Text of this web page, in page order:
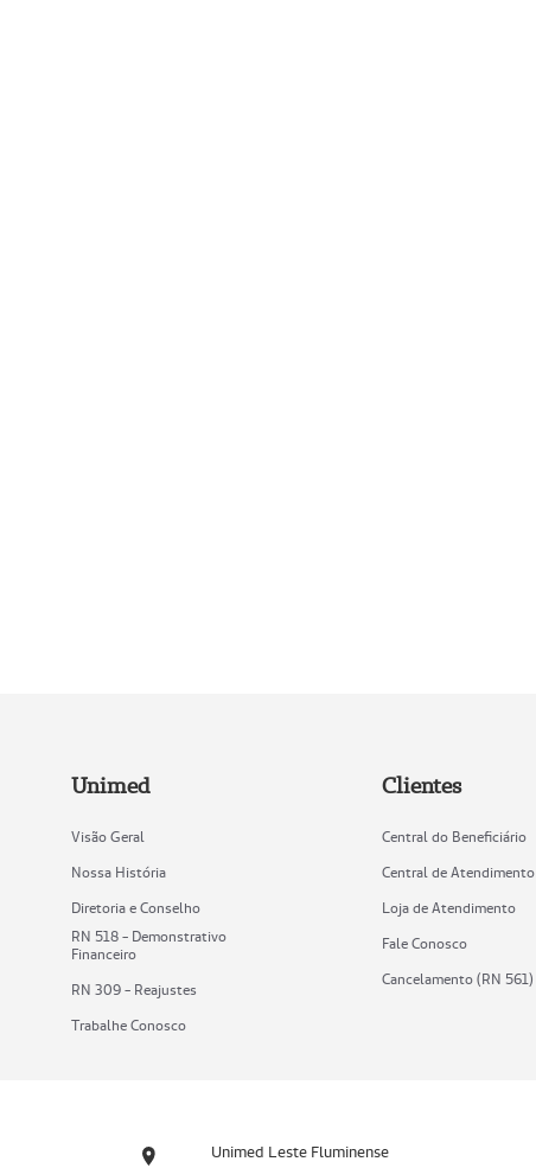
Unimed
Visão Geral
Nossa História
Diretoria e Conselho
RN 518 - Demonstrativo
Financeiro
RN 309 - Reajustes
Trabalhe Conosco
Clientes
Central do Beneficiário
Central de Atendimento
Loja de Atendimento
Fale Conosco
Cancelamento (RN 561)
Unimed Leste Fluminense